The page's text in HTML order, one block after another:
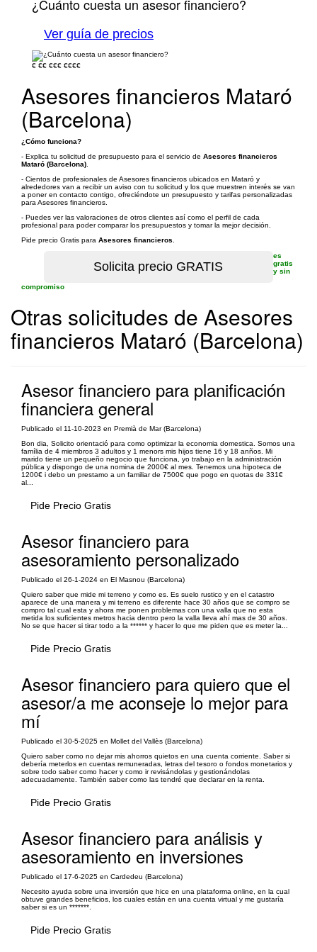
¿Cuánto cuesta un asesor financiero?
Ver guía de precios
€ €€ €€€ €€€€
Asesores financieros Mataró
(Barcelona)
¿Cómo funciona?
- Explica tu solicitud de presupuesto para el servicio de Asesores financieros
Mataró (Barcelona)
- Cientos de profesionales de Asesores financieros ubicados en Mataró y
alrededores van a recibir un aviso con tu solicitud y los que muestren interés se van
a poner en contacto contigo, ofreciéndote un presupuesto y tarifas personalizadas
para Asesores financieros.
- Puedes ver las valoraciones de otros clientes así como el perfil de cada
profesional para poder comparar los presupuestos y tomar la mejor decisión.
Pide precio Gratis para Asesores financieros
es
gratis
y sin
compromiso
Otras solicitudes de Asesores
financieros Mataró (Barcelona)
Asesor financiero para planificación
financiera general
Publicado el 11-10-2023 en Premià de Mar (Barcelona)
Bon dia, Solicito orientació para como optimizar la economia domestica. Somos una
família de 4 miembros 3 adultos y 1 menors mis hijos tiene 16 y 18 anños. Mi
marido tiene un pequeño negocio que funciona, yo trabajo en la administración
pública y dispongo de una nomina de 2000€ al mes. Tenemos una hipoteca de
1200€ i debo un prestamo a un familiar de 7500€ que pogo en quotas de 331€
al...
Pide Precio Gratis
Asesor financiero para
asesoramiento personalizado
Publicado el 26-1-2024 en El Masnou (Barcelona)
Quiero saber que mide mi terreno y como es. Es suelo rustico y en el catastro
aparece de una manera y mi terreno es diferente hace 30 años que se compro se
compro tal cual esta y ahora me ponen problemas con una valla que no esta
metida los suficientes metros hacia dentro pero la valla lleva ahí mas de 30 años.
No se que hacer si tirar todo a la ****** y hacer lo que me piden que es meter la...
Pide Precio Gratis
Asesor financiero para quiero que el
asesor/a me aconseje lo mejor para
mí
Publicado el 30-5-2025 en Mollet del Vallès (Barcelona)
Quiero saber como no dejar mis ahorros quietos en una cuenta corriente. Saber si
debería meterlos en cuentas remuneradas, letras del tesoro o fondos monetarios y
sobre todo saber como hacer y como ir revisándolas y gestionándolas
adecuadamente. También saber como las tendré que declarar en la renta.
Pide Precio Gratis
Asesor financiero para análisis y
asesoramiento en inversiones
Publicado el 17-6-2025 en Cardedeu (Barcelona)
Necesito ayuda sobre una inversión que hice en una plataforma online, en la cual
obtuve grandes beneficios, los cuales están en una cuenta virtual y me gustaría
saber si es un *******.
Pide Precio Gratis